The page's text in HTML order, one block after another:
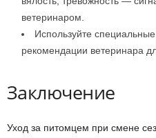
ветеринаром.
Используйте
рекомендации ветеринара
Заключение
Уход за питомцем при смене